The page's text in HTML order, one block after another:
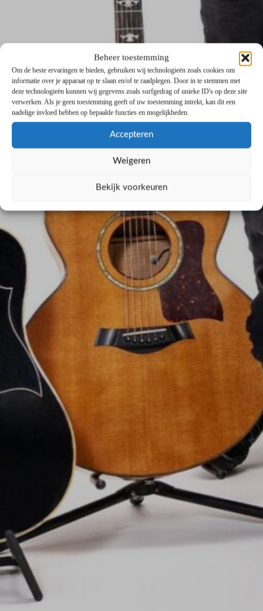
Beheer toestemming
Om de beste ervaringen te bieden, gebruiken wij technologieën zoals cookies om
informatie over je apparaat op te slaan en/of te raadplegen. Door in te stemmen met
deze technologieën kunnen wij gegevens zoals surfgedrag of unieke ID's op deze site
verwerken. Als je geen toestemming geeft of uw toestemming intrekt, kan dit een
nadelige invloed hebben op bepaalde functies en mogelijkheden.
Accepteren
Weigeren
Bekijk voorkeuren